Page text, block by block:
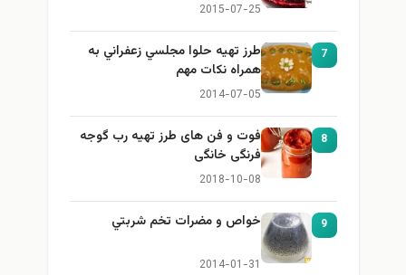
2015-07-25
7
طرز تهيه حلوا مجلسي زعفراني به
همراه نكات مهم
2014-07-05
8
فوت و فن های طرز تهیه رب گوجه
فرنگی خانگی
2018-10-08
9 خواص و مضرات تخم شربتي
2014-01-31